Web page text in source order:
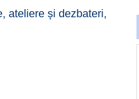
ateliere și dezbateri,